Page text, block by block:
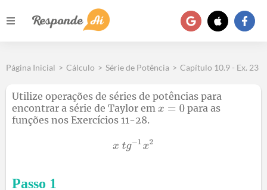
Página Inicial > Cálculo > Série de Potência > Capítulo 10.9 - Ex. 23
Utilize operações de séries de potências para
encontrar a série de Taylor em
para as
funções nos Exercícios 11-28.
Passo 1